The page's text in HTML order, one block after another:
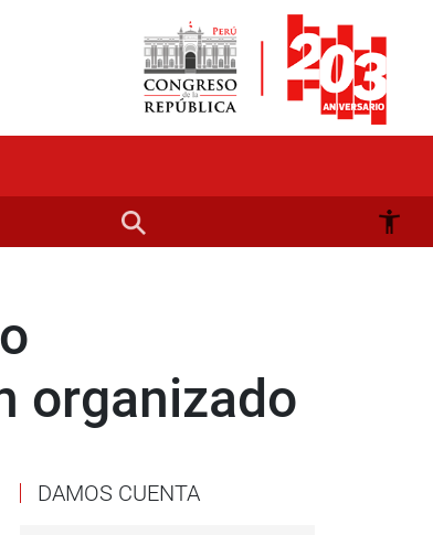
organizado
DAMOS CUENTA